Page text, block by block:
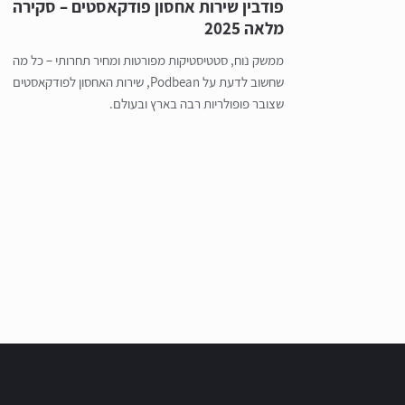
פודבין שירות אחסון פודקאסטים – סקירה
מלאה 2025
ממשק נוח, סטטיסטיקות מפורטות ומחיר תחרותי – כל מה
שחשוב לדעת על Podbean, שירות האחסון לפודקאסטים
שצובר פופולריות רבה בארץ ובעולם.